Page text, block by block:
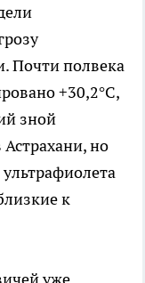
Почти полвека
+30,2°C,
зной
но
к
уже